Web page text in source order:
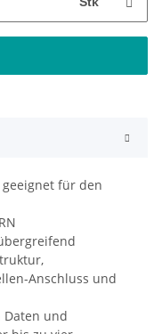
für den
Anschluss und
Daten und